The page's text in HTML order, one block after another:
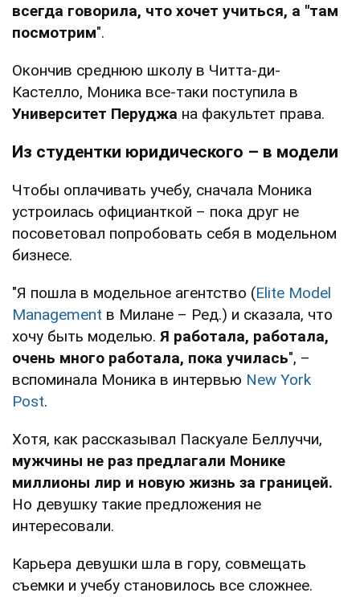
​​всегда говорила, что хочет учиться, а "там
посмотрим".
Окончив среднюю школу в Читта-ди-
Кастелло, Моника все-таки поступила в
Университет Перуджа на факультет права.
Из студентки юридического – в модели
Чтобы оплачивать учебу, сначала Моника
устроилась официанткой – пока друг не
посоветовал попробовать себя в модельном
бизнесе.
"Я пошла в модельное агентство (Elite Model
Management в Милане – Ред.) и сказала, что
хочу быть моделью. Я работала, работала,
очень много работала, пока училась", –
вспоминала Моника в интервью New York
Post.
Хотя, как рассказывал Паскуале Беллуччи,
мужчины не раз предлагали Монике
миллионы лир и новую жизнь за границей.
Но девушку такие предложения не
интересовали.
Карьера девушки шла в гору, совмещать
съемки и учебу становилось все сложнее.